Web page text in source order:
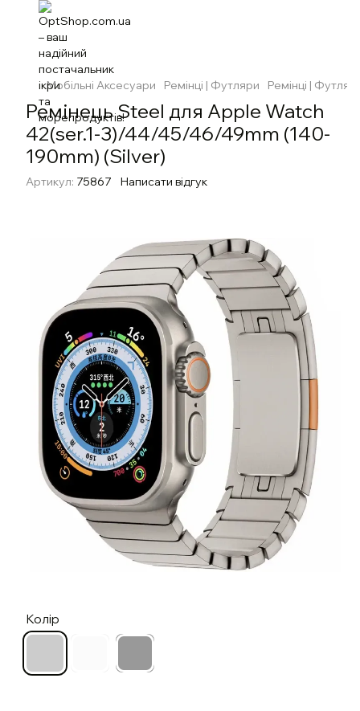
Мобільні Аксесуари Ремінці | Футляри Ремінці |
Ремінець Steel для Apple Watch
42(ser.1-3)/44/45/46/49mm (140-
190mm) (Silver)
Артикул: 75867 Написати відгук
Колір